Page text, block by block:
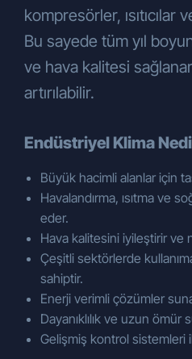
kompresörler, ısıtıcılar
Bu sayede tüm yıl
ve hava kalitesi
artırılabilir.
Endüstriyel Klima
Büyük hacimli alanlar için
Havalandırma, ısıtma ve
eder.
Hava kalitesini iyileştirir ve
Çeşitli sektörlerde
sahiptir.
Enerji verimli çözümler
Dayanıklılık ve uzun ömür
Gelişmiş kontrol sistemleri
için kimliğinizi tespit edici
KVKK’nın 11.
haklardan kullanmayı
hakkınıza yönelik
talebinizi;
Gebze Plastikçiler OSB.
adresine bizzat
elektronik posta adresi
taleplerini konu alan
onaylı posta yoluyla
ENDÜSTRİYEL
SAN. VE TİC.A.Ş.‘ye
Veri Sorumlusu İletişim
ÇÖZÜM ENDÜSTRİYEL